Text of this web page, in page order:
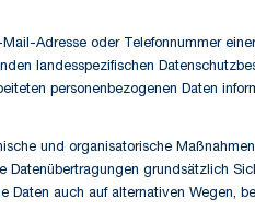
Adresse oder Telefonnummer
landesspezifischen
personenbezogenen Daten
und organisatorische
grundsätzlich
auch auf alternativen Wegen,